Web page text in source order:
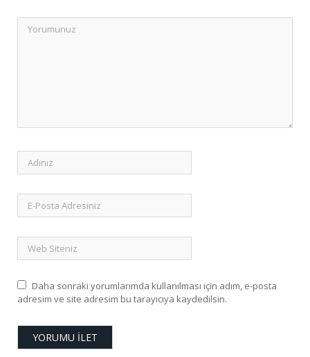
Daha sonraki yorumlarımda kullanılması için adım, e-posta
adresim ve site adresim bu tarayıcıya kaydedilsin.